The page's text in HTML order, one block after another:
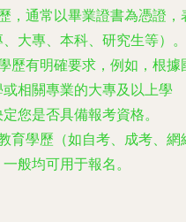
，通常以畢業證書為憑證，
大專、本科、研究生等）。
歷有明確要求，例如，根據
相關專業的大專及以上學
您是否具備報考資格。
育學歷（如自考、成考、網
般均可用于報名。